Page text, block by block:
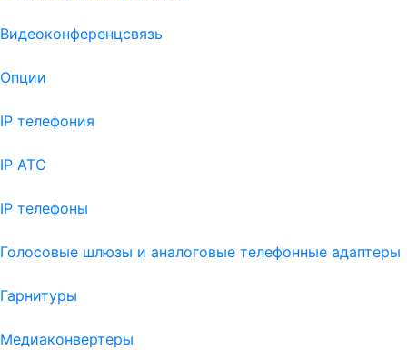
Видеоконференцсвязь
Опции
IP телефония
IP АТС
IP телефоны
Голосовые шлюзы и аналоговые телефонные адаптеры
Гарнитуры
Медиаконвертеры